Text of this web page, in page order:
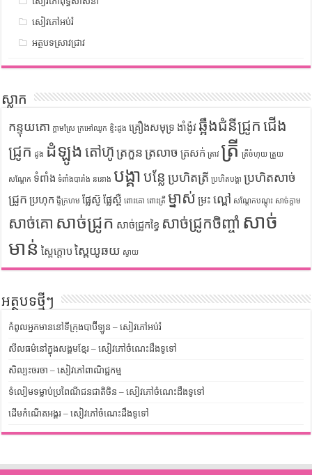
សៀវភៅអប់រំ
អត្ថបទស្រាវជ្រាវ
ស្លាក
កន្ទុយគោ ក្តាមស្រែ ក្រអៅឈូក ខ្ទិះដូង គ្រឿងសមុទ្រ ងាំង៉ូវ ឆ្អឹងជំនីជ្រូក ជើង
ជ្រូក ដូង ដំឡូង តៅហ៊ូ ត្រកួន ត្រលាច ត្រសក់ ត្រាវ ត្រី ត្រីចំហុយ ត្រួយ
សណ្តែក ទំពាំង ទំពាំងបារាំង ននោង បង្គា បន្លែ ប្រហិតត្រី ប្រហិតបង្គា ប្រហិតសាច់
ជ្រូក ប្រហុក ផ្ទីក្រហម ផ្លែស៊ូ ផ្លែស្ពឺ ពោះគោ ពោះត្រី ម្នាស់ ម្រះ ល្ពៅ សណ្តែកបណ្តុះ សាច់ក្តាម
សាច់គោ សាច់ជ្រូក សាច់ជ្រូកខ្វៃ សាច់ជ្រូកចិញ្ចាំ សាច់
មាន់ ស្ពៃក្តោប ស្ពៃយូឆយ ស្វាយ
អត្ថបទថ្មីៗ
កំពូលអ្នកមាននៅទីក្រុងបាប៊ីឡូន – សៀវភៅអប់រំ
សីលធម៌នៅក្នុងសង្គមខ្មែរ – សៀវភៅចំណេះដឹងទូទៅ
សិល្បះចរចា – សៀវភៅពាណិជ្ជកម្ម
ទំលៀមទម្លាប់ប្រពៃណីជនជាតិចិន – សៀវភៅចំណេះដឹងទូទៅ
ដើមកំណើតអង្គរ – សៀវភៅចំណេះដឹងទូទៅ